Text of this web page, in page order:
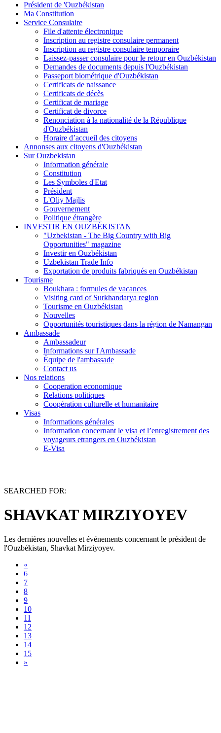
Président de 'Ouzbékistan
Ma Constitution
Service Consulaire
File d'attente électronique
Inscription au registre consulaire permanent
Inscription au registre consulaire temporaire
Laissez-passer consulaire pour le retour en Ouzbékistan
Demandes de documents depuis l'Ouzbékistan
Passeport biométrique d'Ouzbékistan
Certificats de naissance
Certificats de décès
Certificat de mariage
Certificat de divorce
Renonciation à la nationalité de la République
d'Ouzbékistan
Horaire d’accueil des citoyens
Annonses aux citoyens d'Ouzbékistan
Sur Ouzbekistan
Information générale
Constitution
Les Symboles d'Etat
Président
L'Oliy Majlis
Gouvernement
Politique étrangère
INVESTIR EN OUZBÉKISTAN
"Uzbekistan - The Big Country with Big
Opportunities" magazine
Investir en Ouzbékistan
Uzbekistan Trade Info
Exportation de produits fabriqués en Ouzbékistan
Tourisme
Boukhara : formules de vacances
Visiting card of Surkhandarya region
Tourisme en Ouzbékistan
Nouvelles
Opportunités touristiques dans la région de Namangan
Ambassade
Ambassadeur
Informations sur l'Ambassade
Équipe de l'ambassade
Contact us
Nos relations
Cooperation economique
Relations politiques
Coopération culturelle et humanitaire
Visas
Informations générales
Information concernant le visa et l’enregistrement des
voyageurs etrangers en Ouzbékistan
E-Visa
SEARCHED FOR:
SHAVKAT MIRZIYOYEV
Les dernières nouvelles et événements concernant le président de
l'Ouzbékistan, Shavkat Mirziyoyev.
«
6
7
8
9
10
11
12
13
14
15
»